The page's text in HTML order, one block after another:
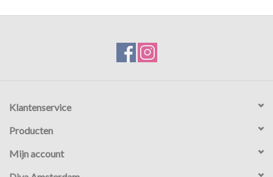
Klantenservice
Producten
Mijn account